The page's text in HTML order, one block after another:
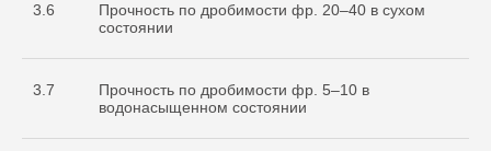
3.6
Прочность по дробимости фр. 20–40 в сухом
состоянии
3.7
Прочность по дробимости фр. 5–10 в
водонасыщенном состоянии